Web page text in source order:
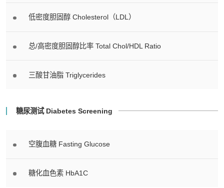
低密度胆固醇 Cholesterol（LDL）
总/高密度胆固醇比率 Total Chol/HDL Ratio
三酸甘油脂 Triglycerides
糖尿测试 Diabetes Screening
空腹血糖 Fasting Glucose
糖化血色素 HbA1C